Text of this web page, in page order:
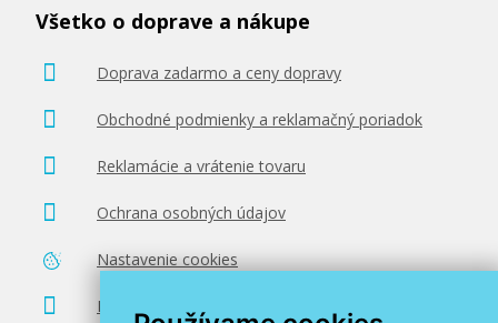
Pridať do košíka
Kompatibilná náplň s EPSON T9461
(čierna)
Všetko o doprave a nákupe
Doprava zadarmo a ceny dopravy
Obchodné podmienky a reklamačný poriadok
Reklamácie a vrátenie tovaru
Ochrana osobných údajov
Nastavenie cookies
Poradenstvo zadarmo